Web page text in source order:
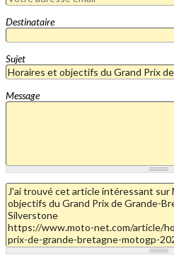
Destinataire
Sujet
Message